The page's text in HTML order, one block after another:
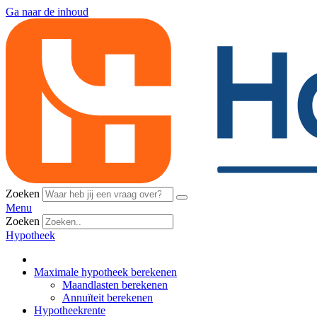
Ga naar de inhoud
Zoeken
Menu
Zoeken
Hypotheek
Maximale hypotheek berekenen
Maandlasten berekenen
Annuïteit berekenen
Hypotheekrente